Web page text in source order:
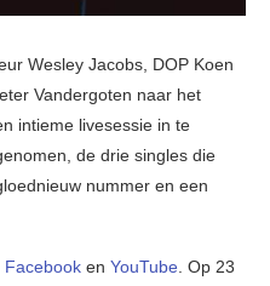
Wesley Jacobs, DOP Koen
Vandergoten naar het
intieme livesessie in te
de drie singles die
nummer en een
Facebook en YouTube. Op 23